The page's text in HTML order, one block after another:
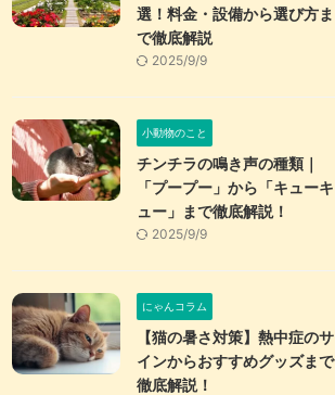
選！料金・設備から選び方ま
で徹底解説
2025/9/9
小動物のこと
チンチラの鳴き声の種類｜
「プープー」から「キューキ
ュー」まで徹底解説！
2025/9/9
にゃんコラム
【猫の暑さ対策】熱中症のサ
インからおすすめグッズまで
徹底解説！